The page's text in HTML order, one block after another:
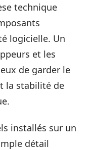
technique
logicielle. Un
et les
de garder le
la stabilité de
installés sur un
détail